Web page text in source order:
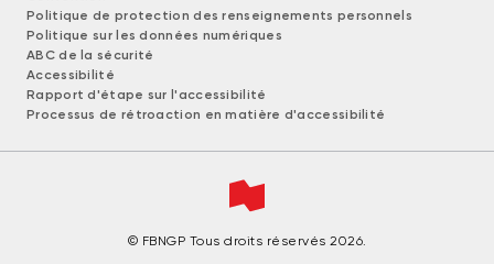
Politique de protection des renseignements personnels
Politique sur les données numériques
ABC de la sécurité
Accessibilité
Rapport d'étape sur l'accessibilité
Processus de rétroaction en matière d'accessibilité
© FBNGP Tous droits réservés 2026.